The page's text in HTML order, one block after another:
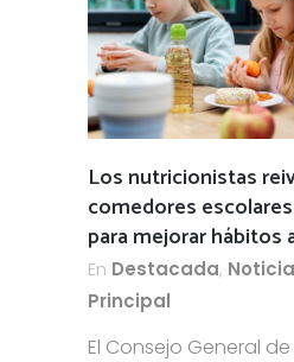
Los nutricionistas
comedores
para mejorar hábitos
En Destacada,
Principal
El Consejo General